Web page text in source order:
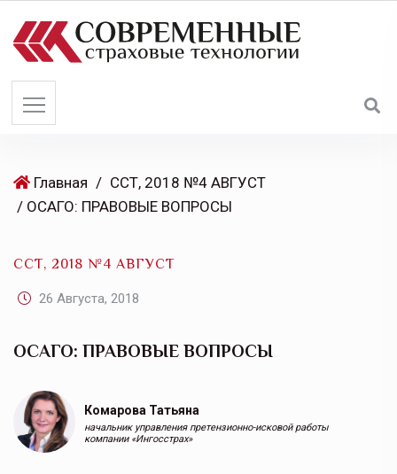
Главная / ССТ, 2018 №4 АВГУСТ
/ ОСАГО: ПРАВОВЫЕ ВОПРОСЫ
ССТ, 2018 №4 АВГУСТ
26 Августа, 2018
ОСАГО: ПРАВОВЫЕ ВОПРОСЫ
Комарова Татьяна
начальник управления претензионно-исковой работы
компании «Ингосстрах»